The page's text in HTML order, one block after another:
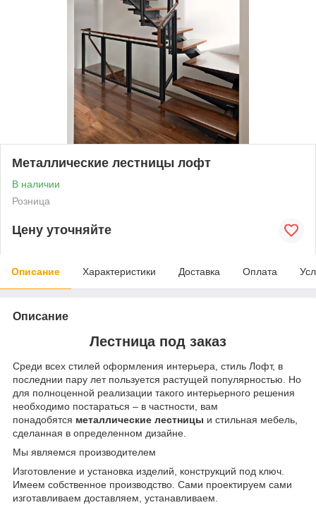
Металлические лестницы лофт
В наличии
Розница
Цену уточняйте
Описание Характеристики Доставка Оплата
Описание
Лестница под заказ
Среди всех стилей оформления интерьера, стиль Лофт, в
последнии пару лет пользуется растущей популярностью. Но
для полноценной реализации такого интерьерного решения
необходимо постараться – в частности, вам
понадобятся металлические лестницы и стильная мебель,
сделанная в определенном дизайне.
Мы являемся производителем
Изготовление и установка изделий, конструкций под ключ.
Имеем собственное производство. Сами проектируем сами
изготавливаем доставляем, устанавливаем.